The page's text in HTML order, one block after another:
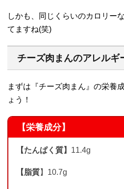
しかも、同じくらいのカロリ
てますね(笑)
チーズ肉まんのアレルギ
まずは『チーズ肉まん』の栄養
ょう！
【栄養成分】
【たんぱく質】 11.4g
【脂質】10.7g